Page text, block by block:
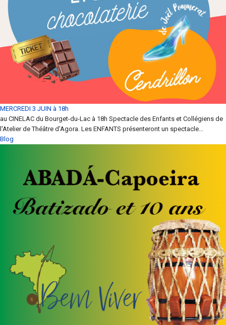
MERCREDI 3 JUIN à 18h
au CINELAC du Bourget-du-Lac à 18h Spectacle des Enfants et Collégiens de
l'Atelier de Théâtre d'Agora. Les ENFANTS présenteront un spectacle...
Blog